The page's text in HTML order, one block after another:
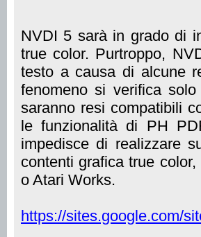
NVDI 5 sarà in grado di
true color. Purtroppo,
testo a causa di alcune
fenomeno si verifica
saranno resi compatibili
le funzionalità di PH
impedisce di realizzare
contenti grafica true
o Atari Works.
https://sites.google.com/